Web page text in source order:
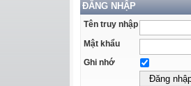
ĐĂNG NHẬP
Tên truy nhập
Mật khẩu
Ghi nhớ